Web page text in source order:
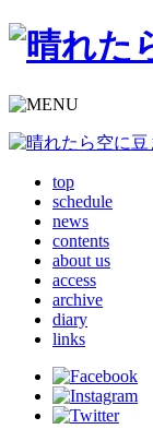
top
schedule
news
contents
about us
access
archive
diary
links